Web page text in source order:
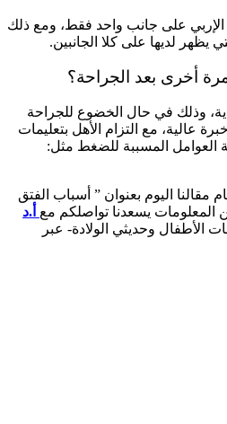
الإربي على جانب واحد فقط، ومع ذلك
يظهر لديها على كلا الجانبين.
أخرى بعد الجراحة؟
وذلك في حال الخضوع للجراحة
مع التزام الأهل بتعليمات
العوامل المسببة للضغط مثل:
مقالنا اليوم بعنوان ” أسباب الفتق
المعلومات يسعدنا تواصلكم مع أ.د
الأطفال وحديثي الولادة- عبر